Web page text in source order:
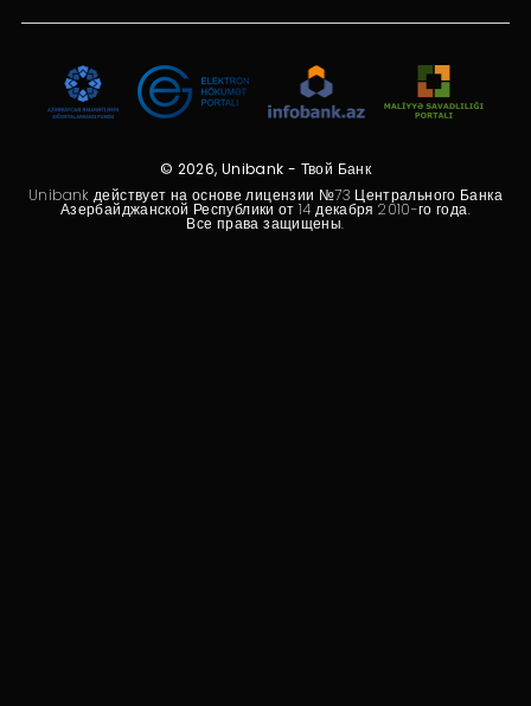
Сеть обслуживания
О банке
Устойчивость
© 2026, Unibank - Твой Банк
Unibank действует на основе лицензии №73 Центрального Банка
Азербайджанской Республики от 14 декабря 2010-го года.
Все права защищены.